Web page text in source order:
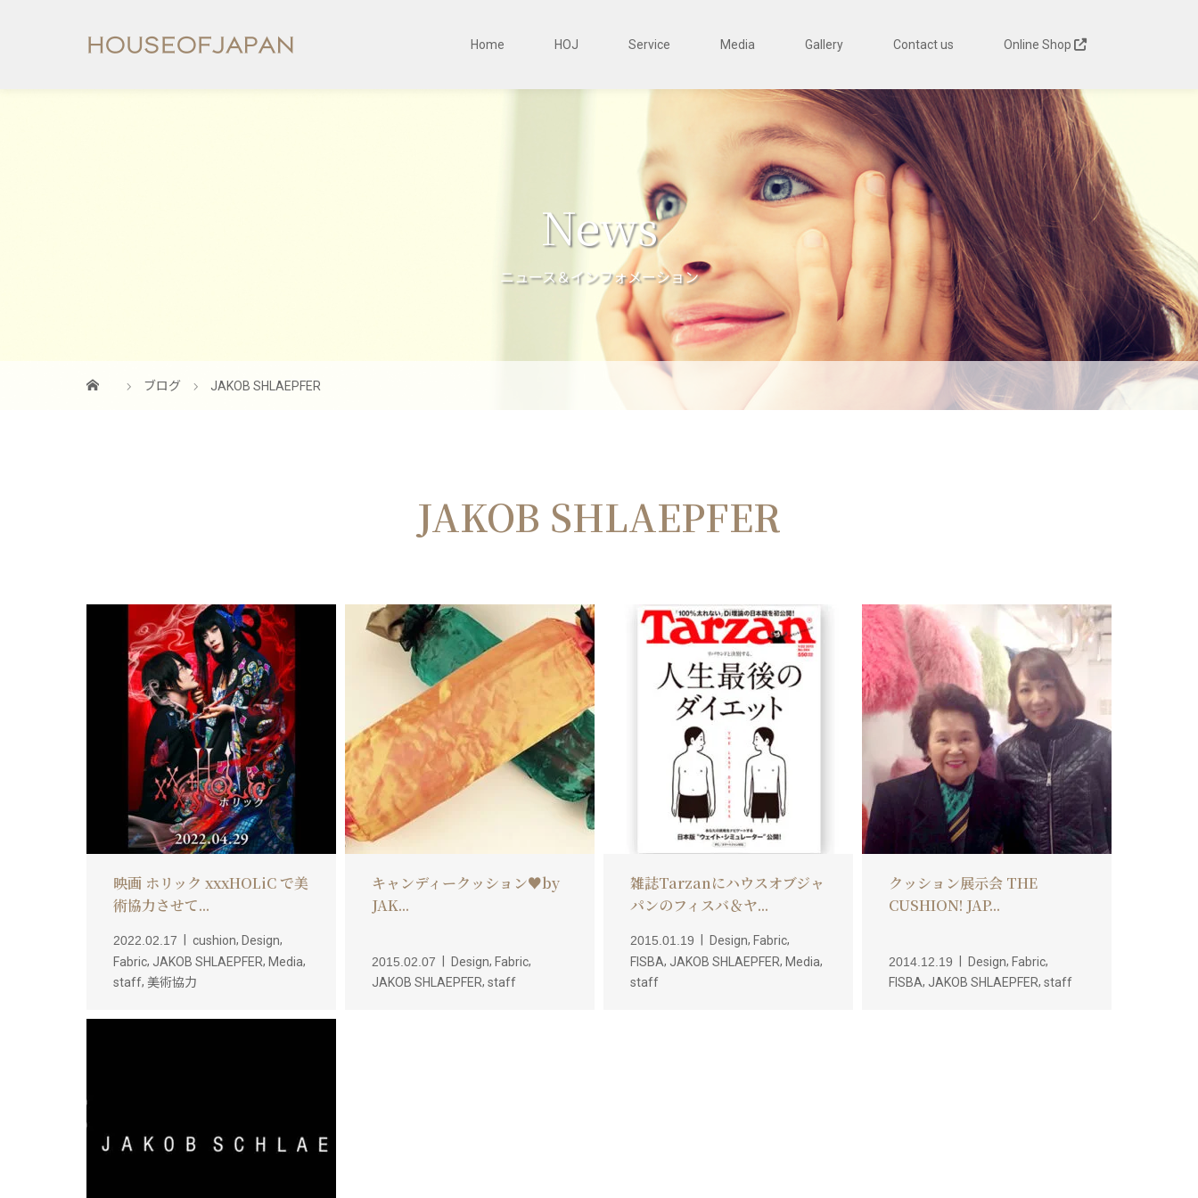
Home HOJ Service Media Gallery Contact us Online Shop
News
ニュース＆インフォメーション
ブログ JAKOB SHLAEPFER
JAKOB SHLAEPFER
映画 ホリック xxxHOLiC で美
術協力させて...
2022.02.17 cushion, Design,
Fabric, JAKOB SHLAEPFER, Media,
staff, 美術協力
キャンディークッション♥by
JAK...
2015.02.07 Design, Fabric,
JAKOB SHLAEPFER, staff
雑誌Tarzanにハウスオブジャ
パンのフィスバ＆ヤ...
2015.01.19 Design, Fabric,
FISBA, JAKOB SHLAEPFER, Media,
staff
クッション展示会 THE
CUSHION! JAP...
2014.12.19 Design, Fabric,
FISBA, JAKOB SHLAEPFER, staff